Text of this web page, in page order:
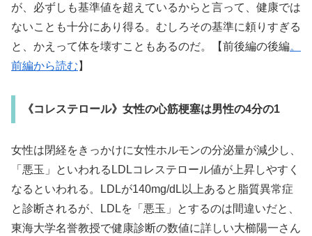
が、必ずしも基準値を超えているからと言って、健康では
ないことも十分にあり得る。むしろその基準に頼りすぎる
と、かえって体を壊すこともあるのだ。【前後編の後編。
前編から読む 】
《コレステロール》女性の心筋梗塞は男性の4分の1
女性は閉経をきっかけに女性ホルモンの分泌量が減少し、
「悪玉」といわれるLDLコレステロール値が上昇しやすく
なるといわれる。LDLが140mg/dL以上あると脂質異常症
と診断されるが、LDLを「悪玉」とするのは間違いだと、
東海大学名誉教授で健康診断の数値に詳しい大櫛陽一さん